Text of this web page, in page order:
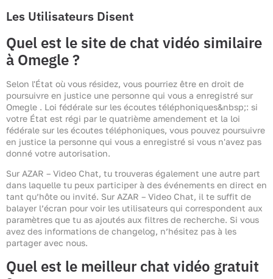
Les Utilisateurs Disent
Quel est le site de chat vidéo similaire
à Omegle ?
Selon l'État où vous résidez, vous pourriez être en droit de
poursuivre en justice une personne qui vous a enregistré sur
Omegle . Loi fédérale sur les écoutes téléphoniques&nbsp;: si
votre État est régi par le quatrième amendement et la loi
fédérale sur les écoutes téléphoniques, vous pouvez poursuivre
en justice la personne qui vous a enregistré si vous n'avez pas
donné votre autorisation.
Sur AZAR – Video Chat, tu trouveras également une autre part
dans laquelle tu peux participer à des événements en direct en
tant qu’hôte ou invité. Sur AZAR – Video Chat, il te suffit de
balayer l’écran pour voir les utilisateurs qui correspondent aux
paramètres que tu as ajoutés aux filtres de recherche. Si vous
avez des informations de changelog, n’hésitez pas à les
partager avec nous.
Quel est le meilleur chat vidéo gratuit